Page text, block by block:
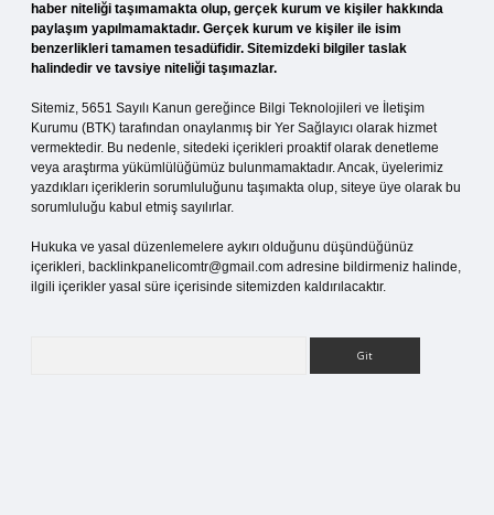
haber niteliği taşımamakta olup, gerçek kurum ve kişiler hakkında
paylaşım yapılmamaktadır. Gerçek kurum ve kişiler ile isim
benzerlikleri tamamen tesadüfidir. Sitemizdeki bilgiler taslak
halindedir ve tavsiye niteliği taşımazlar.
Sitemiz, 5651 Sayılı Kanun gereğince Bilgi Teknolojileri ve İletişim
Kurumu (BTK) tarafından onaylanmış bir Yer Sağlayıcı olarak hizmet
vermektedir. Bu nedenle, sitedeki içerikleri proaktif olarak denetleme
veya araştırma yükümlülüğümüz bulunmamaktadır. Ancak, üyelerimiz
yazdıkları içeriklerin sorumluluğunu taşımakta olup, siteye üye olarak bu
sorumluluğu kabul etmiş sayılırlar.
Hukuka ve yasal düzenlemelere aykırı olduğunu düşündüğünüz
içerikleri, backlinkpanelicomtr@gmail.com adresine bildirmeniz halinde,
ilgili içerikler yasal süre içerisinde sitemizden kaldırılacaktır.